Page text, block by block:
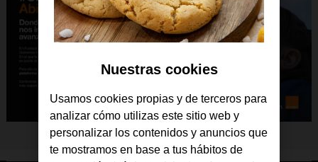
Nuestras cookies
Usamos cookies propias y de terceros para
analizar cómo utilizas este sitio web y
personalizar los contenidos y anuncios que
te mostramos en base a tus hábitos de